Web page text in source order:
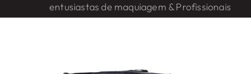
entusiastas de maquiagem & Profissionais